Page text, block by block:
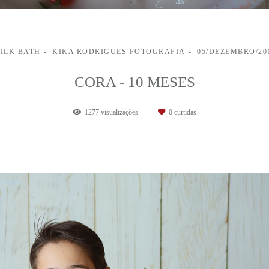
BATH KIKA RODRIGUES FOTOGRAFIA 05/DEZEMBRO/
CORA - 10 MESES
1277 visualizações 0 curtidas